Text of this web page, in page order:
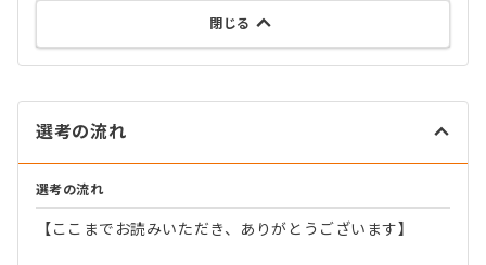
閉じる
選考の流れ
選考の流れ
【ここまでお読みいただき、ありがとうございます】